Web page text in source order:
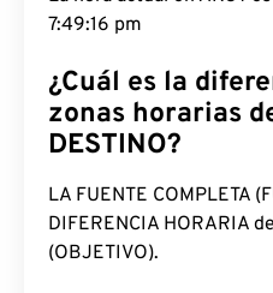
7:49:17 pm
¿Cuál es la
zonas horarias
DESTINO?
LA FUENTE COMPLETA
DIFERENCIA HORARIA
(OBJETIVO).